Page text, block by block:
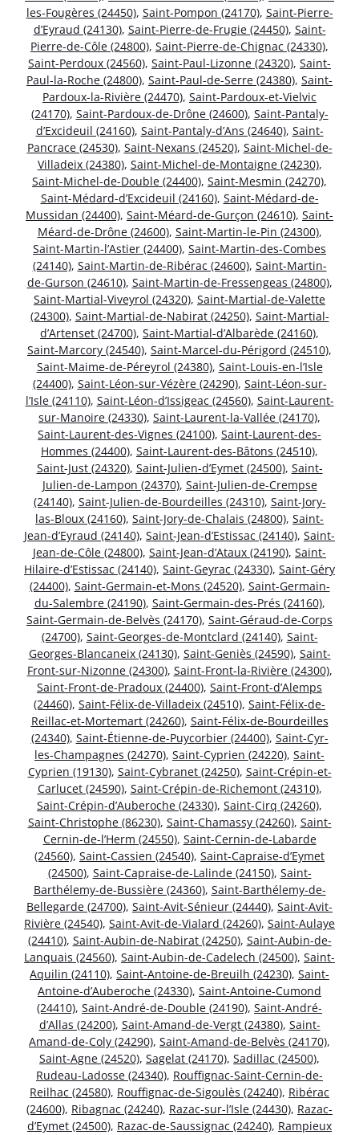
les-Fougères (24450), Saint-Pompon (24170), Saint-Pierre-
d’Eyraud (24130), Saint-Pierre-de-Frugie (24450), Saint-
Pierre-de-Côle (24800), Saint-Pierre-de-Chignac (24330),
Saint-Perdoux (24560), Saint-Paul-Lizonne (24320), Saint-
Paul-la-Roche (24800), Saint-Paul-de-Serre (24380), Saint-
Pardoux-la-Rivière (24470), Saint-Pardoux-et-Vielvic
(24170), Saint-Pardoux-de-Drône (24600), Saint-Pantaly-
d’Excideuil (24160), Saint-Pantaly-d’Ans (24640), Saint-
Pancrace (24530), Saint-Nexans (24520), Saint-Michel-de-
Villadeix (24380), Saint-Michel-de-Montaigne (24230),
Saint-Michel-de-Double (24400), Saint-Mesmin (24270),
Saint-Médard-d’Excideuil (24160), Saint-Médard-de-
Mussidan (24400), Saint-Méard-de-Gurçon (24610), Saint-
Méard-de-Drône (24600), Saint-Martin-le-Pin (24300),
Saint-Martin-l’Astier (24400), Saint-Martin-des-Combes
(24140), Saint-Martin-de-Ribérac (24600), Saint-Martin-
de-Gurson (24610), Saint-Martin-de-Fressengeas (24800),
Saint-Martial-Viveyrol (24320), Saint-Martial-de-Valette
(24300), Saint-Martial-de-Nabirat (24250), Saint-Martial-
d’Artenset (24700), Saint-Martial-d’Albarède (24160),
Saint-Marcory (24540), Saint-Marcel-du-Périgord (24510),
Saint-Maime-de-Péreyrol (24380), Saint-Louis-en-l’Isle
(24400), Saint-Léon-sur-Vézère (24290), Saint-Léon-sur-
l’Isle (24110), Saint-Léon-d’Issigeac (24560), Saint-Laurent-
sur-Manoire (24330), Saint-Laurent-la-Vallée (24170),
Saint-Laurent-des-Vignes (24100), Saint-Laurent-des-
Hommes (24400), Saint-Laurent-des-Bâtons (24510),
Saint-Just (24320), Saint-Julien-d’Eymet (24500), Saint-
Julien-de-Lampon (24370), Saint-Julien-de-Crempse
(24140), Saint-Julien-de-Bourdeilles (24310), Saint-Jory-
las-Bloux (24160), Saint-Jory-de-Chalais (24800), Saint-
Jean-d’Eyraud (24140), Saint-Jean-d’Estissac (24140), Saint-
Jean-de-Côle (24800), Saint-Jean-d’Ataux (24190), Saint-
Hilaire-d’Estissac (24140), Saint-Geyrac (24330), Saint-Géry
(24400), Saint-Germain-et-Mons (24520), Saint-Germain-
du-Salembre (24190), Saint-Germain-des-Prés (24160),
Saint-Germain-de-Belvès (24170), Saint-Géraud-de-Corps
(24700), Saint-Georges-de-Montclard (24140), Saint-
Georges-Blancaneix (24130), Saint-Geniès (24590), Saint-
Front-sur-Nizonne (24300), Saint-Front-la-Rivière (24300),
Saint-Front-de-Pradoux (24400), Saint-Front-d’Alemps
(24460), Saint-Félix-de-Villadeix (24510), Saint-Félix-de-
Reillac-et-Mortemart (24260), Saint-Félix-de-Bourdeilles
(24340), Saint-Étienne-de-Puycorbier (24400), Saint-Cyr-
les-Champagnes (24270), Saint-Cyprien (24220), Saint-
Cyprien (19130), Saint-Cybranet (24250), Saint-Crépin-et-
Carlucet (24590), Saint-Crépin-de-Richemont (24310),
Saint-Crépin-d’Auberoche (24330), Saint-Cirq (24260),
Saint-Christophe (86230), Saint-Chamassy (24260), Saint-
Cernin-de-l’Herm (24550), Saint-Cernin-de-Labarde
(24560), Saint-Cassien (24540), Saint-Capraise-d’Eymet
(24500), Saint-Capraise-de-Lalinde (24150), Saint-
Barthélemy-de-Bussière (24360), Saint-Barthélemy-de-
Bellegarde (24700), Saint-Avit-Sénieur (24440), Saint-Avit-
Rivière (24540), Saint-Avit-de-Vialard (24260), Saint-Aulaye
(24410), Saint-Aubin-de-Nabirat (24250), Saint-Aubin-de-
Lanquais (24560), Saint-Aubin-de-Cadelech (24500), Saint-
Aquilin (24110), Saint-Antoine-de-Breuilh (24230), Saint-
Antoine-d’Auberoche (24330), Saint-Antoine-Cumond
(24410), Saint-André-de-Double (24190), Saint-André-
d’Allas (24200), Saint-Amand-de-Vergt (24380), Saint-
Amand-de-Coly (24290), Saint-Amand-de-Belvès (24170),
Saint-Agne (24520), Sagelat (24170), Sadillac (24500),
Rudeau-Ladosse (24340), Rouffignac-Saint-Cernin-de-
Reilhac (24580), Rouffignac-de-Sigoulès (24240), Ribérac
(24600), Ribagnac (24240), Razac-sur-l’Isle (24430), Razac-
d’Eymet (24500), Razac-de-Saussignac (24240), Rampieux